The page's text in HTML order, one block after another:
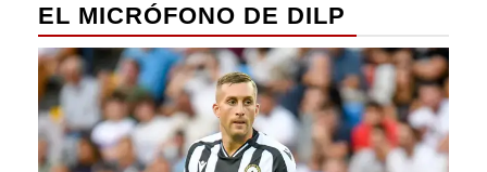
EL MICRÓFONO DE DILP